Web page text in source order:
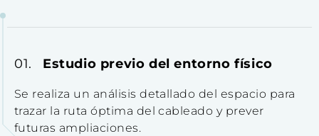
Estudio previo del entorno físico
Se realiza un análisis detallado del espacio para
trazar la ruta óptima del cableado y prever
futuras ampliaciones.